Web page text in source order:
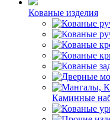
Кованые изделия
Каминные